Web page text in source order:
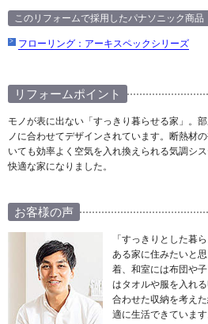
このリフォームで採用したパナソニック商品
フローリング：アーキスペックシリーズ
リフォームポイント
モノが表に出ない「すっきり暮らせる家」。
ノに合わせてデザインされています。断熱材
いても効率よく空気を入れ換えられる気調シ
快適な家になりました。
お客様の声
「すっきりとした暮
ある家に住みたいと
着、和室には布団や
はタオルや服を入れ
合わせた収納を考え
適に生活できています